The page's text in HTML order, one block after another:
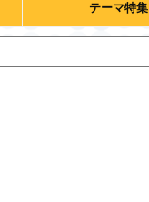
テーマ特集